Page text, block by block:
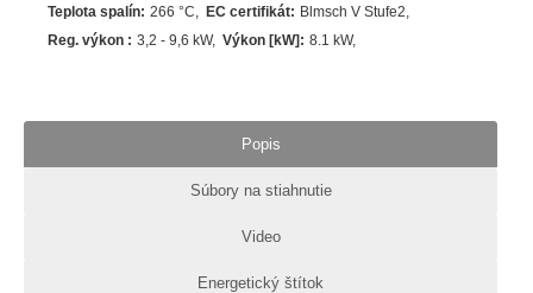
Teplota spalín: 266°C EC certifikát: Blmsch V Stufe2
Reg. výkon : 3,2 - 9,6 kW Výkon [kW] : 8.1 kW
Popis
Súbory na stiahnutie
Video
Energetický štítok